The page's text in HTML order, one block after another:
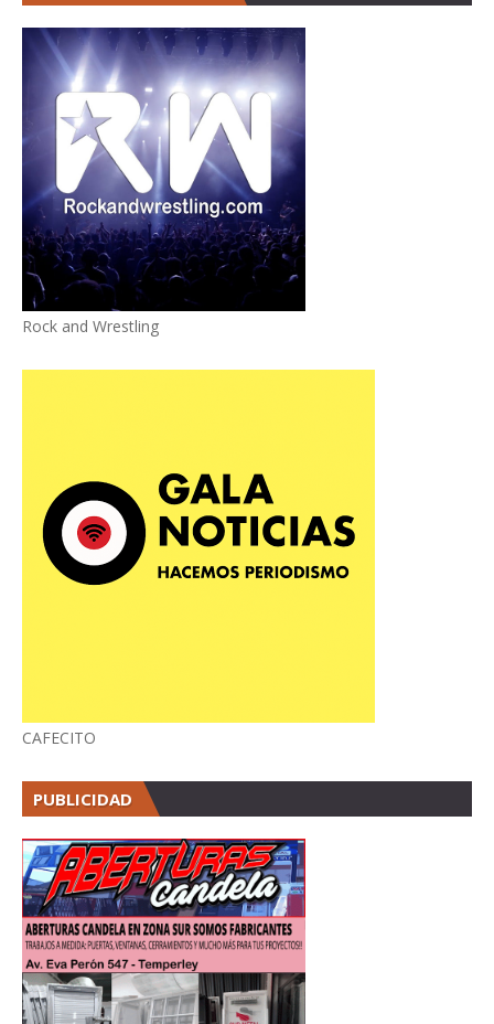
Rock and Wrestling
CAFECITO
PUBLICIDAD